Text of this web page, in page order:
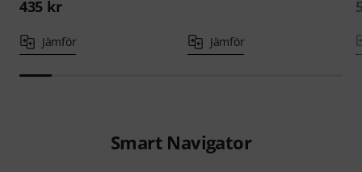
435 kr
Jämför Jämför
Smart Navigator